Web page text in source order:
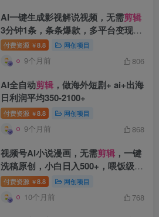
AI一键生成影视解说视频，无需剪辑
3分钟1条，条条爆款，多平台变现日
入2000+
付费资源 ￥8.8 网创项目
9个月前 806
AI全自动剪辑 ，做海外短剧+ ai+出海
日利润平均350-2100+
付费资源 ￥8.8 网创项目
9个月前 868
视频号AI小说漫画，无需剪辑 ，一键
洗稿原创，小白日入500+，喂饭级教
程
付费资源 ￥8.8 网创项目
10个月前 768